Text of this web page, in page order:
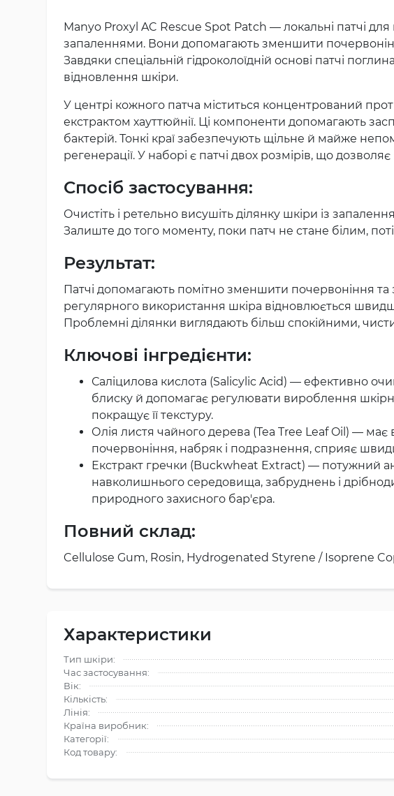
Manyo Proxyl AC Rescue Spot Patch — локальні патчі
запаленнями. Вони допомагають зменшити
Завдяки спеціальній гідроколоїдній основі патчі
відновлення шкіри.
У центрі кожного патча міститься концентрований
екстрактом хауттюйнії. Ці компоненти допомагають
бактерій. Тонкі краї забезпечують щільне й майже
регенерації. У наборі є патчі двох розмірів, що
Спосіб застосування:
Очистіть і ретельно висушіть ділянку шкіри із
Залиште до того моменту, поки патч не стане білим,
Результат:
Патчі допомагають помітно зменшити почервоніння
регулярного використання шкіра відновлюється
Проблемні ділянки виглядають більш спокійними,
Ключові інгредієнти:
Саліцилова кислота (Salicylic Acid) — ефективно
блиску й допомагає регулювати вироблення
покращує її текстуру.
Олія листя чайного дерева (Tea Tree Leaf Oil) —
почервоніння, набряк і подразнення, сприяє
Екстракт гречки (Buckwheat Extract) — потужний
навколишнього середовища, забруднень і
природного захисного бар'єра.
Повний склад:
Cellulose Gum, Rosin, Hydrogenated Styrene / Isoprene
Характеристики
Тип шкіри:
Час застосування:
Вік:
Кількість:
Лінія:
Країна виробник:
Категорії:
Код товару: